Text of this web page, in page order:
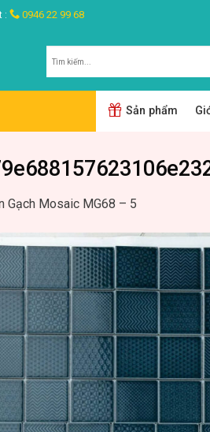
: 0946 22 99 68
Sản phẩm
Gạch Mosaic MG68 – 5